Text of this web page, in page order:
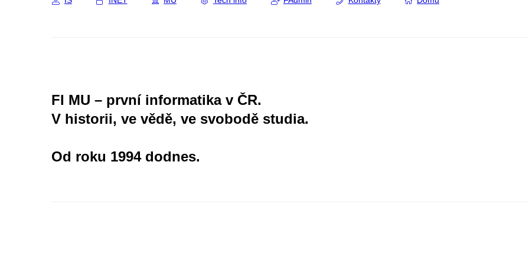
FI MU – první informatika v ČR.
V historii, ve vědě, ve svobodě studia.
Od roku 1994 dodnes.